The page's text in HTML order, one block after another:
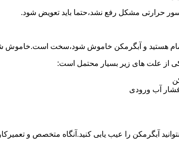
حرارتی مشکل رفع نشد،حتما باید تعویض شود.
هستید و آبگرمکن خاموش شود،سخت است.خاموش
از علت های زیر بسیار محتمل است:
آب ورودی
آبگرمکن را عیب یابی کنید.آنگاه متخصص و